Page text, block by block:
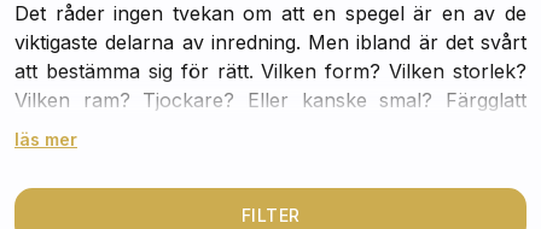
Det råder ingen tvekan om att en spegel är en av de
viktigaste delarna av inredning. Men ibland är det svårt
att bestämma sig för rätt. Vilken form? Vilken storlek?
Vilken ram? Tjockare? Eller kanske smal? Färgglatt
eller gediget? Om det är ramen som får dig att förlänga
värt att väljaen spegel utan ram! De kan anpassas till
många olika arrangemang utan rädsla för att de ska se
läs mer
FILTER